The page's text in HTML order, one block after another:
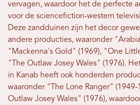
vervagen, waardoor het de perfecte
voor de sciencefiction-western
Deze zandduinen zijn het decor
andere producties, waaronder
"Mackenna's Gold" (1969), "One
"The Outlaw Josey Wales" (1976).
in Kanab heeft ook honderden
waaronder "The Lone Ranger" (1949-
Outlaw Josey Wales" (1976),